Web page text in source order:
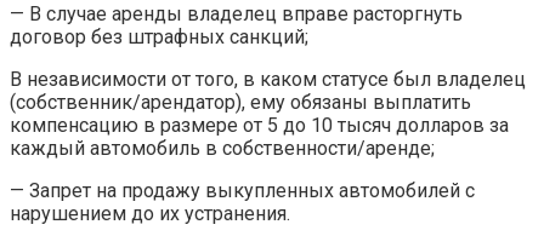
— В случае аренды владелец вправе расторгнуть
договор без штрафных санкций;
В независимости от того, в каком статусе был владелец
(собственник/арендатор), ему обязаны выплатить
компенсацию в размере от 5 до 10 тысяч долларов за
каждый автомобиль в собственности/аренде;
— Запрет на продажу выкупленных автомобилей с
нарушением до их устранения.